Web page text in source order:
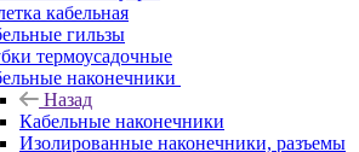
кабельная
гильзы
термоусадочные
наконечники
Назад
Кабельные наконечники
Изолированные наконечники, разъемы